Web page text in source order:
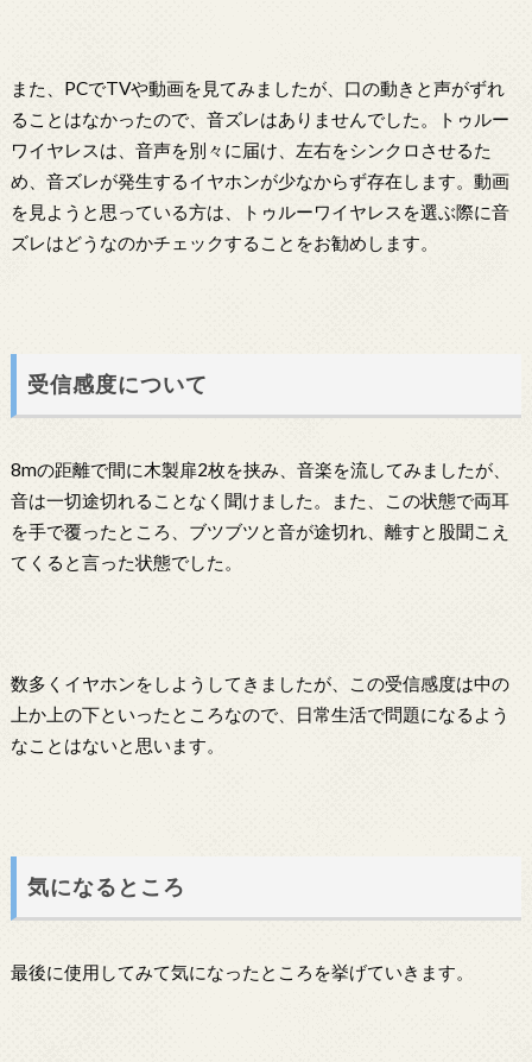
また、PCでTVや動画を見てみましたが、口の動きと声がずれ
ることはなかったので、音ズレはありませんでした。トゥルー
ワイヤレスは、音声を別々に届け、左右をシンクロさせるた
め、音ズレが発生するイヤホンが少なからず存在します。動画
を見ようと思っている方は、トゥルーワイヤレスを選ぶ際に音
ズレはどうなのかチェックすることをお勧めします。
受信感度について
8mの距離で間に木製扉2枚を挟み、音楽を流してみましたが、
音は一切途切れることなく聞けました。また、この状態で両耳
を手で覆ったところ、ブツブツと音が途切れ、離すと股聞こえ
てくると言った状態でした。
数多くイヤホンをしようしてきましたが、この受信感度は中の
上か上の下といったところなので、日常生活で問題になるよう
なことはないと思います。
気になるところ
最後に使用してみて気になったところを挙げていきます。